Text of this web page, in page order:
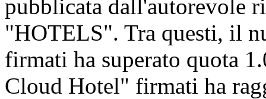
pubblicata dall'autorevole
"HOTELS". Tra questi, il
firmati ha superato quota
Cloud Hotel" firmati ha